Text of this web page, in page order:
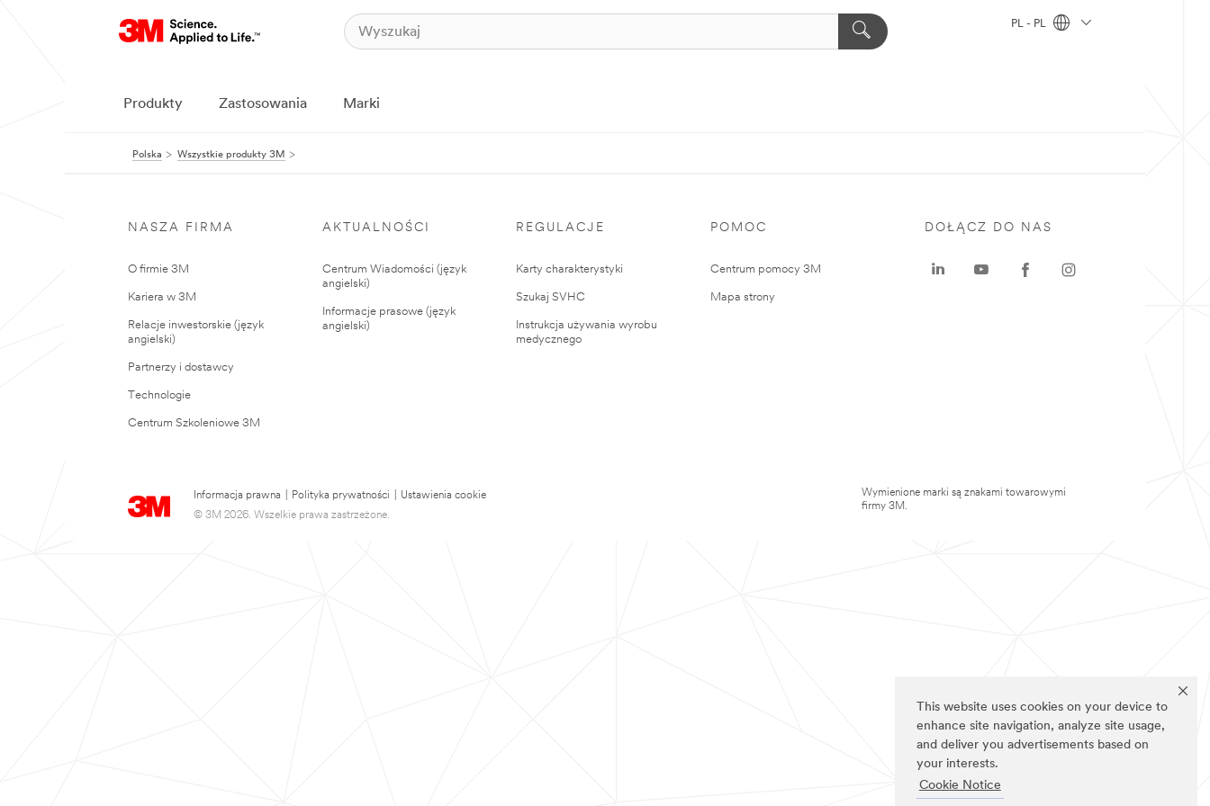
This website uses cookies on your device to
enhance site navigation, analyze site usage,
and deliver you advertisements based on
your interests.
Cookie Notice
PL - PL
Produkty Zastosowania Marki
Polska Wszystkie produkty 3M
NASZA FIRMA
O firmie 3M
Kariera w 3M
Relacje inwestorskie (język
angielski)
Partnerzy i dostawcy
Technologie
Centrum Szkoleniowe 3M
AKTUALNOŚCI
Centrum Wiadomości (język
angielski)
Informacje prasowe (język
angielski)
REGULACJE
Karty charakterystyki
Szukaj SVHC
Instrukcja używania wyrobu
medycznego
POMOC
Centrum pomocy 3M
Mapa strony
Informacja prawna Polityka prywatności
Ustawienia cookie
© 3M 2026. Wszelkie prawa zastrzeżone.
DOŁĄCZ DO NAS
Wymienione marki są znakami towarowymi
firmy 3M.